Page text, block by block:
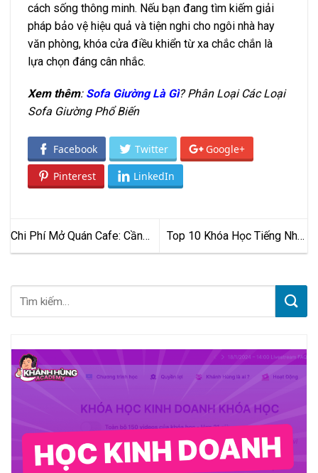
cách sống thông minh. Nếu bạn đang tìm kiếm giải
pháp bảo vệ hiệu quả và tiện nghi cho ngôi nhà hay
văn phòng, khóa cửa điều khiển từ xa chắc chắn là
lựa chọn đáng cân nhắc.
Xem thêm: Sofa Giường Là Gì? Phân Loại Các Loại
Sofa Giường Phổ Biến
Facebook Twitter Google+
Pinterest LinkedIn
Chi Phí Mở Quán Cafe: Cần
Bao Nhiêu Vốn Để Khởi
Top 10 Khóa Học Tiếng Nhật
Uy Tín Tại Hà Nội Được Học